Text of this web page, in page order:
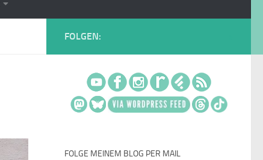
FOLGEN:
FOLGE MEINEM BLOG PER MAIL